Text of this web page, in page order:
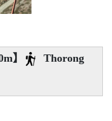
】
Thorong